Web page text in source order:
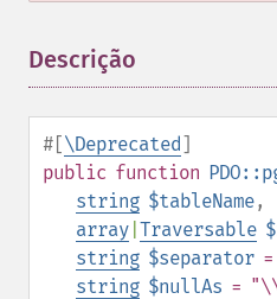
Descrição
#[\Deprecated]
public function
string $tableName,
array Traversable
string $separator
string $nullAs =